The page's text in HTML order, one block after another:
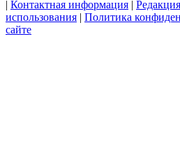
| Контактная информация | Редакция
использования | Политика
сайте